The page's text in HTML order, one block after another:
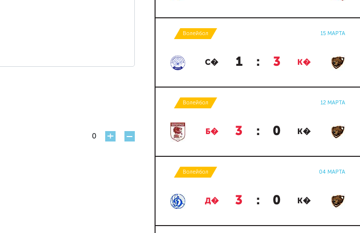
0 + -
Волейбол 15 МАРТА
С� 1 : 3 К�
Волейбол 12 МАРТА
Б� 3 : 0 К�
Волейбол 04 МАРТА
Д� 3 : 0 К�